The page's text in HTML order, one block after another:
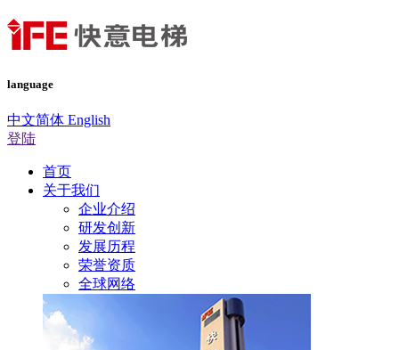
language
中文简体 English
登陆
首页
关于我们
企业介绍
研发创新
发展历程
荣誉资质
全球网络